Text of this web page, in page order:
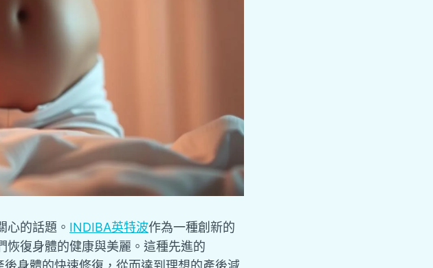
心的話題。 INDIBA英特波作為一種創新的
恢復身體的健康與美麗。這種先進的